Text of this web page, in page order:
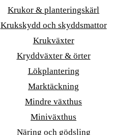
Krukor & planteringskärl
Krukskydd och skyddsmattor
Krukväxter
Kryddväxter & örter
Lökplantering
Marktäckning
Mindre växthus
Miniväxthus
Näring och gödsling